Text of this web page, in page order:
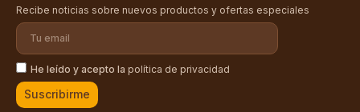
Recibe noticias sobre nuevos productos y ofertas especiales
He leído y acepto la política de privacidad
Suscribirme